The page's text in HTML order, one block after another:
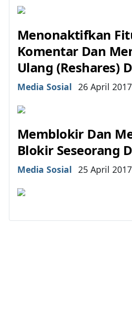
Menonaktifkan
Komentar Dan
Ulang (Reshares)
Details
Media Sosial 26 April 2017
Memblokir Dan
Blokir Seseorang
Details
Media Sosial 25 April 2017